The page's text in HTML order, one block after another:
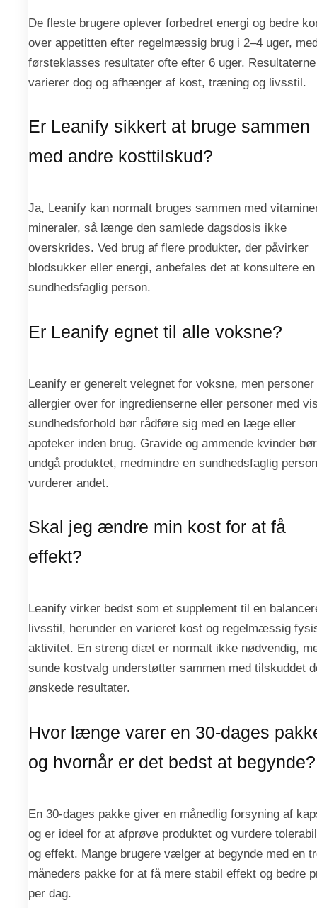
De fleste brugere oplever forbedret energi og bedre
over appetitten efter regelmæssig brug i 2–4 uger,
førsteklasses resultater ofte efter 6 uger. Resultaterne
varierer dog og afhænger af kost, træning og livsstil.
Er Leanify sikkert at bruge sammen
med andre kosttilskud?
Ja, Leanify kan normalt bruges sammen med
mineraler, så længe den samlede dagsdosis ikke
overskrides. Ved brug af flere produkter, der påvirker
blodsukker eller energi, anbefales det at konsultere en
sundhedsfaglig person.
Er Leanify egnet til alle voksne?
Leanify er generelt velegnet for voksne, men personer
allergier over for ingredienserne eller personer med
sundhedsforhold bør rådføre sig med en læge eller
apoteker inden brug. Gravide og ammende kvinder bør
undgå produktet, medmindre en sundhedsfaglig person
vurderer andet.
Skal jeg ændre min kost for at få
effekt?
Leanify virker bedst som et supplement til en
livsstil, herunder en varieret kost og regelmæssig
aktivitet. En streng diæt er normalt ikke nødvendig,
sunde kostvalg understøtter sammen med tilskuddet
ønskede resultater.
Hvor længe varer en 30-dages
og hvornår er det bedst at begynde?
En 30-dages pakke giver en månedlig forsyning af
og er ideel for at afprøve produktet og vurdere
og effekt. Mange brugere vælger at begynde med en
måneders pakke for at få mere stabil effekt og bedre
per dag.